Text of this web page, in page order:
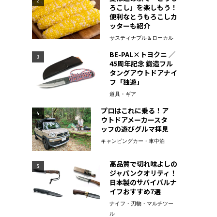
ろこし」を楽しもう！
便利なとうもろこしカ
ッターも紹介
サスティナブル＆ローカル
3
BE-PAL×トヨクニ ／
45周年記念 鍛造フル
タングアウトドアナイ
フ「独遊」
道具・ギア
4
プロはこれに乗る！ア
ウトドアメーカースタ
ッフの遊びグルマ拝見
キャンピングカー・車中泊
5
高品質で切れ味よしの
ジャパンクオリティ！
日本製のサバイバルナ
イフおすすめ7選
ナイフ・刃物・マルチツー
ル